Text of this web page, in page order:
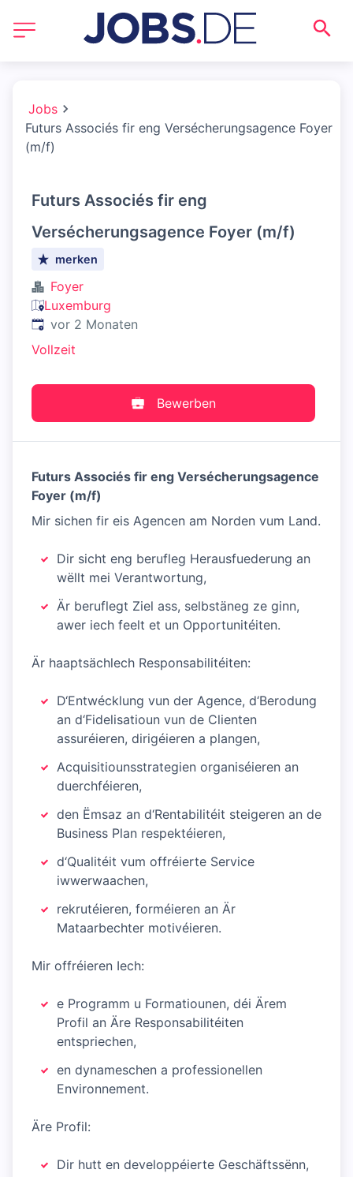
Jobs
Futurs Associés fir eng Versécherungsagence Foyer
(m/f)
Futurs Associés fir eng
Versécherungsagence Foyer (m/f)
merken
Foyer
Luxemburg
Veröffentlicht:
vor 2 Monaten
Vollzeit
Bewerben
Futurs Associés fir eng Versécherungsagence
Foyer (m/f)
Mir sichen fir eis Agencen am Norden vum Land.
Dir sicht eng berufleg Herausfuederung an
wëllt mei Verantwortung,
Är beruflegt Ziel ass, selbstäneg ze ginn,
awer iech feelt et un Opportunitéiten.
Är haaptsächlech Responsabilitéiten:
D‘Entwécklung vun der Agence, d‘Berodung
an d‘Fidelisatioun vun de Clienten
assuréieren, dirigéieren a plangen,
Acquisitiounsstrategien organiséieren an
duerchféieren,
den Ëmsaz an d‘Rentabilitéit steigeren an de
Business Plan respektéieren,
d‘Qualitéit vum offréierte Service
iwwerwaachen,
rekrutéieren, forméieren an Är
Mataarbechter motivéieren.
Mir offréieren Iech:
e Programm u Formatiounen, déi Ärem
Profil an Äre Responsabilitéiten
entspriechen,
en dynameschen a professionellen
Environnement.
Äre Profil:
Dir hutt en developpéierte Geschäftssënn,